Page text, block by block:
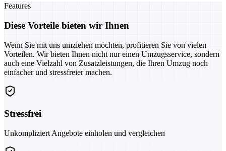
Features
Diese Vorteile bieten wir Ihnen
Wenn Sie mit uns umziehen möchten, profitieren Sie von vielen
Vorteilen. Wir bieten Ihnen nicht nur einen Umzugsservice, sondern
auch eine Vielzahl von Zusatzleistungen, die Ihren Umzug noch
einfacher und stressfreier machen.
Stressfrei
Unkompliziert Angebote einholen und vergleichen